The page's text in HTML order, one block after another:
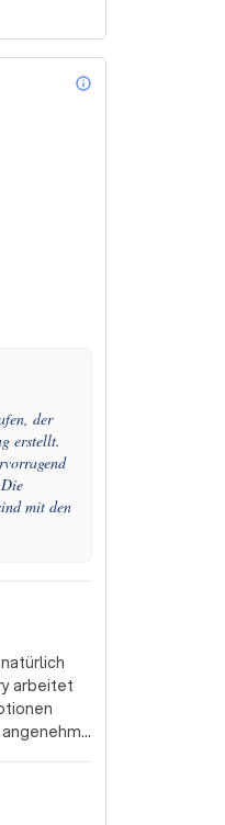
info_outline
der
erstellt.
mit den
arbeitet